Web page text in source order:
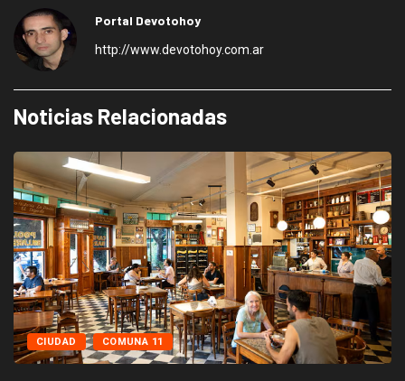
Portal Devotohoy
http://www.devotohoy.com.ar
Noticias Relacionadas
CIUDAD COMUNA 11